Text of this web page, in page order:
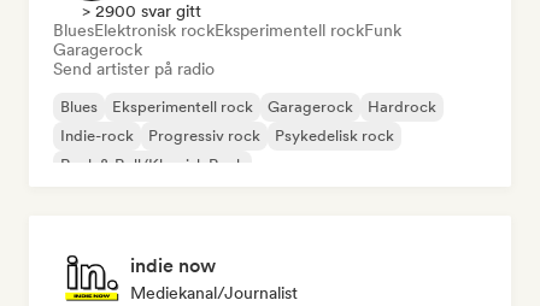
> 2900 svar gitt
BluesElektronisk rockEksperimentell rockFunk
Garagerock
Send artister på radio
Blues Eksperimentell rock Garagerock
Hardrock
Indie-rock
Progressiv rock
Psykedelisk rock
Rock & Roll/Klassisk Rock
indie now
Mediekanal/journalist